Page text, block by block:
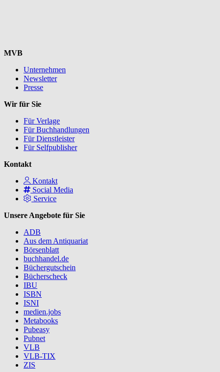
MVB
Unternehmen
Newsletter
Presse
Wir für Sie
Für Verlage
Für Buchhandlungen
Für Dienstleister
Für Selfpublisher
Kontakt
Kontakt
Social Media
Service
Unsere Angebote für Sie
ADB
Aus dem Antiquariat
Börsenblatt
buchhandel.de
Büchergutschein
Bücherscheck
IBU
ISBN
ISNI
medien.jobs
Metabooks
Pubeasy
Pubnet
VLB
VLB-TIX
ZIS